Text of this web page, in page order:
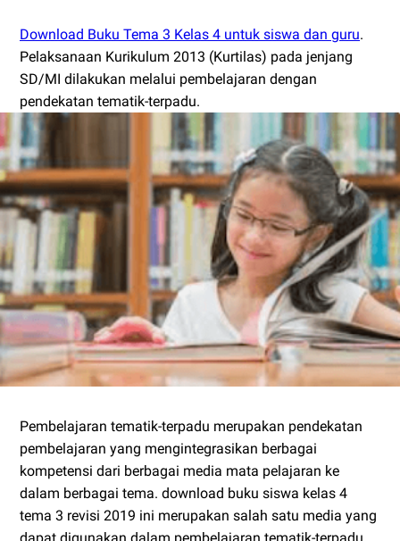
Download Buku Tema 3 Kelas 4 untuk siswa dan guru.
Pelaksanaan Kurikulum 2013 (Kurtilas) pada jenjang
SD/MI dilakukan melalui pembelajaran dengan
pendekatan tematik-terpadu.
Pembelajaran tematik-terpadu merupakan pendekatan
pembelajaran yang mengintegrasikan berbagai
kompetensi dari berbagai media mata pelajaran ke
dalam berbagai tema. download buku siswa kelas 4
tema 3 revisi 2019 ini merupakan salah satu media yang
dapat digunakan dalam pembelajaran tematik-terpadu.